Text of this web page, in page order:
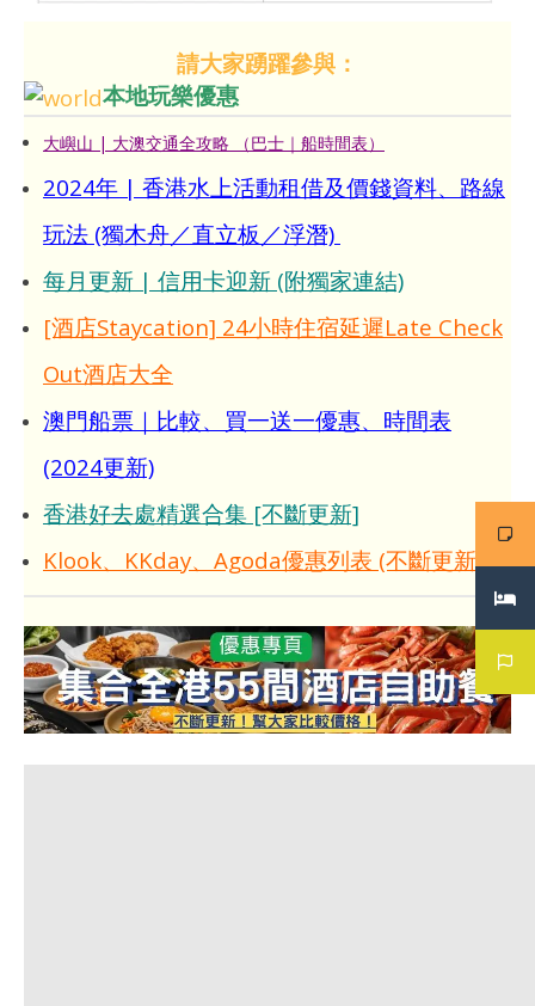
請大家踴躍參與：
本地玩樂優惠
大嶼山 | 大澳交通全攻略 （巴士｜船時間表）
2024年 | 香港水上活動租借及價錢資料、路線
玩法 (獨木舟／直立板／浮潛)
每月更新 | 信用卡迎新 (附獨家連結)
[酒店Staycation] 24小時住宿延遲Late Check
Out酒店大全
澳門船票｜比較、買一送一優惠、時間表
(2024更新)
香港好去處精選合集 [不斷更新]
Klook、KKday、Agoda優惠列表 (不斷更新)